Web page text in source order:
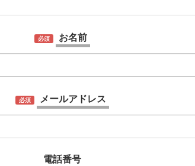
必須 お名前
必須 メールアドレス
電話番号